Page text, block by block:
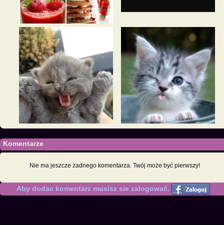
Komentarze
Nie ma jeszcze żadnego komentarza. Twój może być pierwszy!
Aby dodac komentarz musisz sie zalogować.